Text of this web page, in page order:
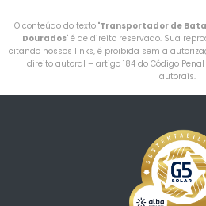
O conteúdo do texto "Transportador de
Dourados" é de direito reservado. Sua
citando nossos links, é proibida sem a
direito autoral – artigo 184 do Código Penal
autorais.